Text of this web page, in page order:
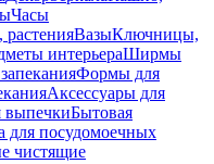
Часы
ВазыКлючницы,
интерьераШирмы
Формы для
Аксессуары для
выпечкиБытовая
для посудомоечных
чистящие